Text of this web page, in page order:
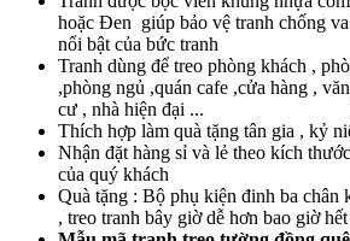
hoặc Đen giúp bảo vệ tranh chống
nổi bật của bức tranh
Tranh dùng để treo phòng khách ,
,phòng ngủ ,quán cafe ,cửa hàng ,
cư , nhà hiện đại ...
Thích hợp làm quà tặng tân gia , kỷ
Nhận đặt hàng sỉ và lẻ theo kích
của quý khách
Quà tặng : Bộ phụ kiện đinh ba chân
, treo tranh bây giờ dễ hơn bao giờ